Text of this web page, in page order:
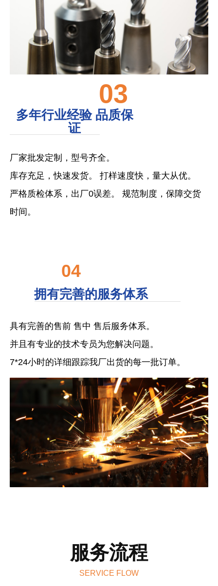
多年行业经验 品质保
证
厂家批发定制，型号齐全。
库存充足，快速发货。 打样速度快，量大从优。
严格质检体系，出厂0误差。 规范制度，保障交货
时间。
03
拥有完善的服务体系
具有完善的售前 售中 售后服务体系。
并且有专业的技术专员为您解决问题。
7*24小时的详细跟踪我厂出货的每一批订单。
04
服务流程
SERVICE FLOW